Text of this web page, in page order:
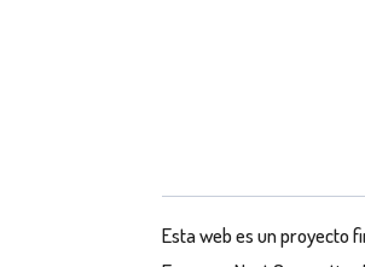
Esta web es un proyecto